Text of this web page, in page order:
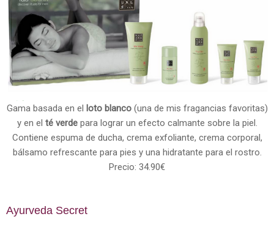
Gama basada en el loto blanco(una de mis fragancias favoritas)
y en el té verdepara lograr un efecto calmante sobre la piel.
Contiene espuma de ducha, crema exfoliante, crema corporal,
bálsamo refrescante para pies y una hidratante para el rostro.
Precio: 34.90€
Ayurveda Secret